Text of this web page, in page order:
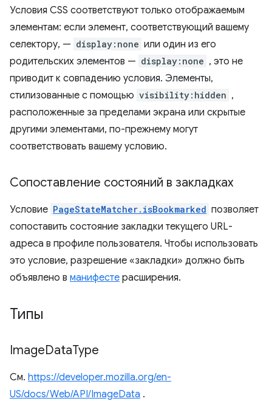
Условия CSS соответствуют только отображаемым
элементам: если элемент, соответствующий вашему
селектору, — display:none или один из его
родительских элементов — display:none , это не
приводит к совпадению условия. Элементы,
стилизованные с помощью visibility:hidden ,
расположенные за пределами экрана или скрытые
другими элементами, по-прежнему могут
соответствовать вашему условию.
Сопоставление состояний в закладках
Условие PageStateMatcher.isBookmarked позволяет
сопоставить состояние закладки текущего URL-
адреса в профиле пользователя. Чтобы использовать
это условие, разрешение «закладки» должно быть
объявлено в манифесте расширения.
Типы
ImageDataType
См. https://developer.mozilla.org/en-
US/docs/Web/API/ImageData .